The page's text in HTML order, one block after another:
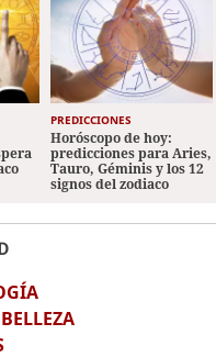
PREDICCIONES
Horóscopo de hoy:
predicciones para Aries,
Tauro, Géminis y los 12
signos del zodiaco